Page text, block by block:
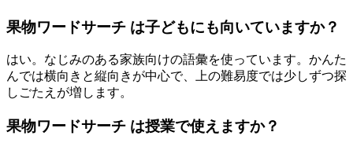
果物ワードサーチ は子どもにも向いていますか？
はい。なじみのある家族向けの語彙を使っています。かんた
んでは横向きと縦向きが中心で、上の難易度では少しずつ探
しごたえが増します。
果物ワードサーチ は授業で使えますか？